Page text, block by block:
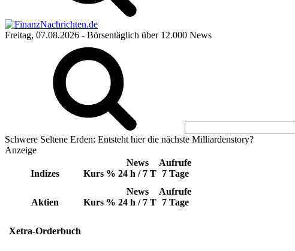
Freitag, 07.08.2026 - Börsentäglich über 12.000 News
Schwere Seltene Erden: Entsteht hier die nächste Milliardenstory?
Anzeige
Indizes Kurs %
News
24 h / 7 T
Aufrufe
7 Tage
Aktien Kurs %
News
24 h / 7 T
Aufrufe
7 Tage
Xetra-Orderbuch